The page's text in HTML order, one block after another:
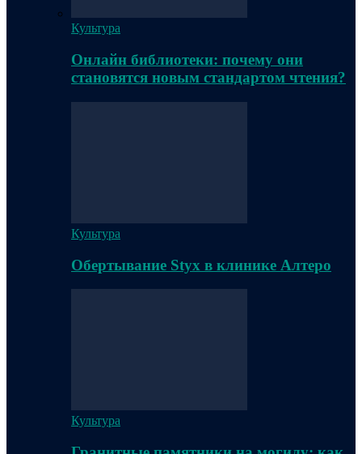
Культура
Онлайн библиотеки: почему они
становятся новым стандартом чтения?
Культура
Обертывание Styx в клинике Алтеро
Культура